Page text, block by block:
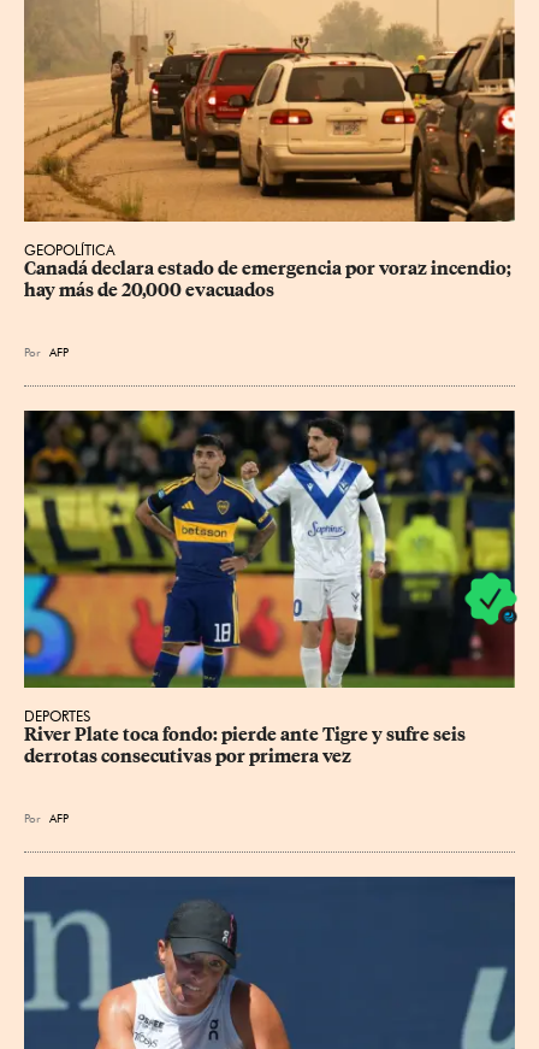
GEOPOLÍTICA
Canadá declara estado de emergencia por voraz incendio;
hay más de 20,000 evacuados
Por AFP
DEPORTES
River Plate toca fondo: pierde ante Tigre y sufre seis
derrotas consecutivas por primera vez
Por AFP